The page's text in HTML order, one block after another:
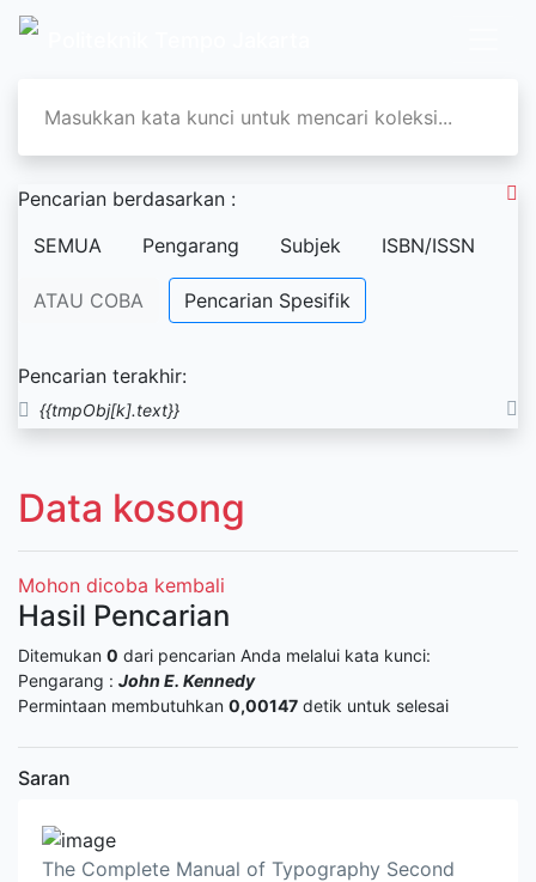
Pencarian berdasarkan :
SEMUA
Pengarang Subjek ISBN/ISSN
ATAU COBA Pencarian Spesifik
Pencarian terakhir:
{{tmpObj[k].text}}
Data kosong
Mohon dicoba kembali
Hasil Pencarian
Ditemukan 0 dari pencarian Anda melalui kata kunci:
Pengarang : John E. Kennedy
Permintaan membutuhkan 0,00147 detik untuk selesai
Saran
The Complete Manual of Typography Second